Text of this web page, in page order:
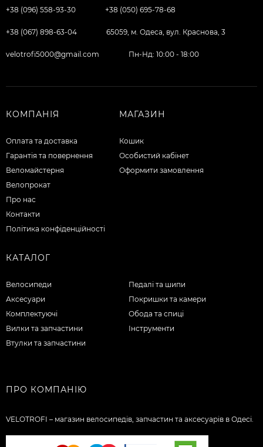
+38 (096) 558-93-30 +38 (050) 695-78-68
+38 (067) 898-63-04 65059, м. Одеса, вул. Краснова, 3
velotrofi5000@gmail.com Пн-Нд: 10:00 - 18:00
КОМПАНІЯ
Оплата та доставка
Гарантія та повернення
Веломайстерня
Велопрокат
Про нас
Контакти
Політика конфіденційності
МАГАЗИН
Кошик
Особистий кабінет
Оформити замовлення
КАТАЛОГ
Велосипеди
Аксесуари
Комплектуючі
Вилки та запчастини
Втулки та запчастини
Педалі та шипи
Покришки та камери
Обода та спиці
Інструменти
ПРО КОМПАНІЮ
VELOTROFI – магазин велосипедів, запчастин та аксесуарів в Одесі.